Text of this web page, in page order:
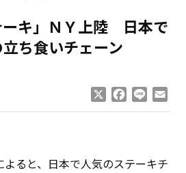
ーキ」ＮＹ上陸 日本で
ち食いチェーン
Facebook
Line
ると、日本で人気のステーキチ